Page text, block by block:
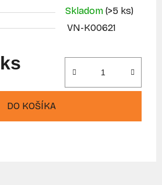
Skladom (>5 ks)
VN-K00621
DO KOŠÍKA